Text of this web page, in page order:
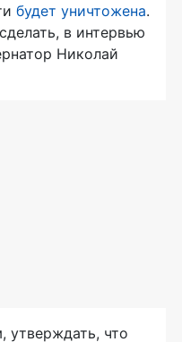
будет уничтожена.
в интервью
Николай
утверждать, что